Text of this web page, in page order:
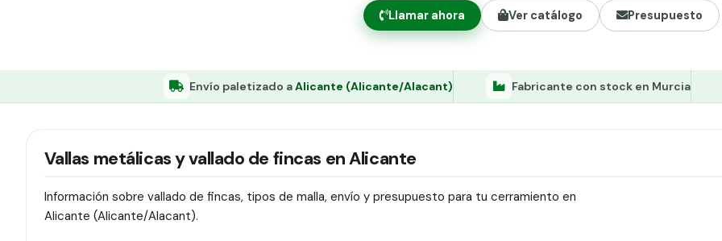
Llamar ahora Ver catálogo Presupuesto
Envío paletizado aAlicante (Alicante/Alacant) Fabricante con stock en Murcia
Vallas metálicas y vallado de fincas en Alicante
Información sobre vallado de fincas, tipos de malla, envío y presupuesto para tu cerramiento en
Alicante (Alicante/Alacant).